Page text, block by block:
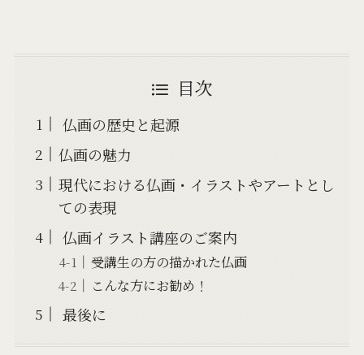
目次
仏画の歴史と起源
仏画の魅力
現代における仏画・イラストやアートとし
ての表現
仏画イラスト講座のご案内
受講生の方の描かれた仏画
こんな方にお勧め！
最後に